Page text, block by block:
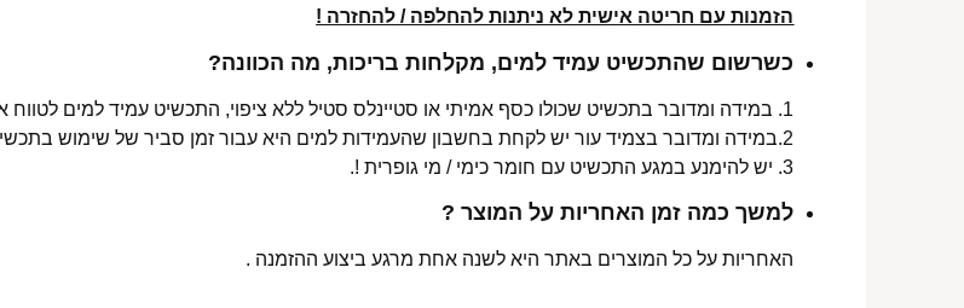
הזמנות עם חריטה אישית לא ניתנות להחלפה / להחזרה !
כשרשום שהתכשיט עמיד למים, מקלחות בריכות, מה הכוונה?
1. במידה ומדובר בתכשיט שכולו כסף אמיתי או סטיינלס סטיל ללא ציפוי, התכשיט עמיד למים לטווח ארוך ביותר מעל שנה !
2.במידה ומדובר בצמיד עור יש לקחת בחשבון שהעמידות למים היא עבור זמן סביר של שימוש בתכשיט (בין חצי שנה לשנה) וציפוי בסופו של דבר עלול לרדת .
3. יש להימנע במגע התכשיט עם חומר כימי / מי גופרית !.
למשך כמה זמן האחריות על המוצר ?
האחריות על כל המוצרים באתר היא לשנה אחת מרגע ביצוע ההזמנה .